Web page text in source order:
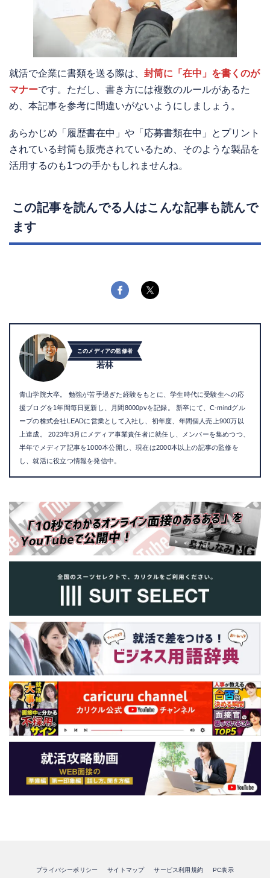
就活で企業に書類を送る際は、 封筒に「在中」を書くのが
マナーです。ただし、書き方には複数のルールがあるた
め、本記事を参考に間違いがないようにしましょう。
あらかじめ「履歴書在中」や「応募書類在中」とプリント
されている封筒も販売されているため、そのような製品を
活用するのも1つの手かもしれませんね。
この記事を読んでる人はこんな記事も読んで
ます
このメディアの監修者
若林
青山学院大卒。 勉強が苦手過ぎた経験をもとに、学生時代に受験生への応
援ブログを1年間毎日更新し、月間8000pvを記録。 新卒にて、C-mindグル
ープの株式会社LEADに営業として入社し、初年度、年間個人売上900万以
上達成。 2023年3月にメディア事業責任者に就任し、メンバーを集めつつ、
半年でメディア記事を1000本公開し、現在は2000本以上の記事の監修を
し、就活に役立つ情報を発信中。
プライバシーポリシー サイトマップ サービス利用規約 PC表示